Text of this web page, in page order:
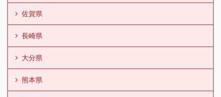
佐賀県
長崎県
大分県
熊本県